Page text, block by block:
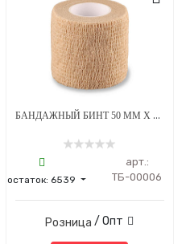
БАНДАЖНЫЙ БИНТ 50 ММ Х 4.5 М БЕЖЕВЫЙ 1 ШТУКА
остаток: 6539
арт.:
ТБ-00006
Розница / Опт